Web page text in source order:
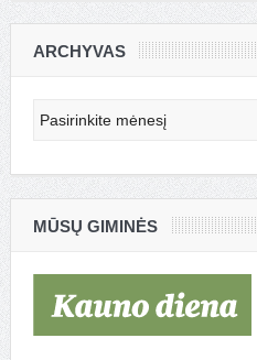
ARCHYVAS
MŪSŲ GIMINĖS